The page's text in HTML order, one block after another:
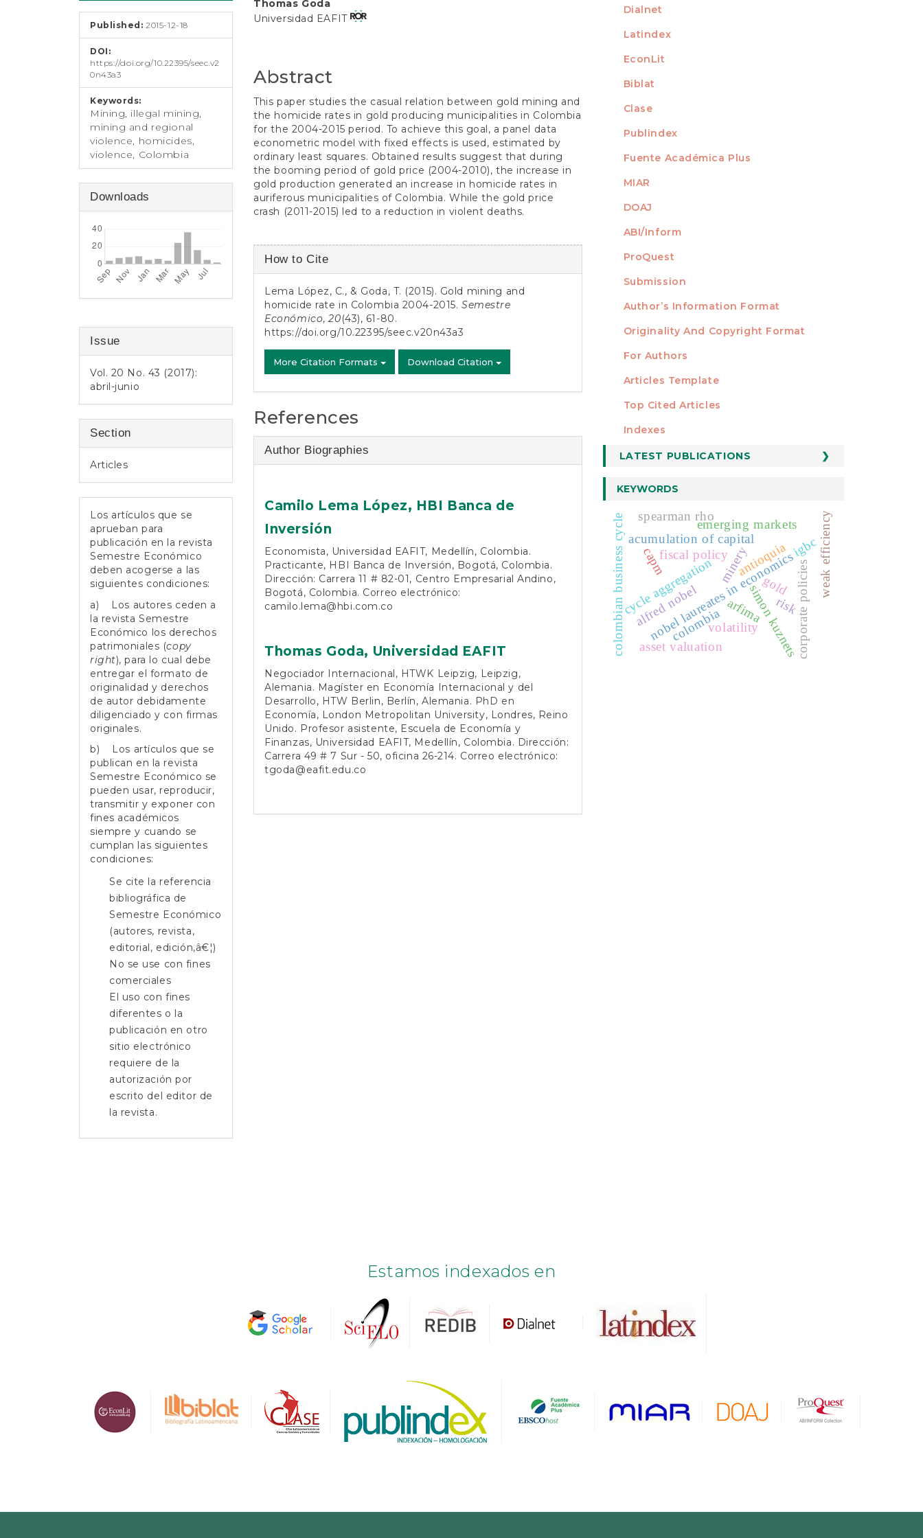
Published:2015-12-18
DOI:
https://doi.org/10.22395/seec.v2
0n43a3
Keywords:
Mining, illegal mining,
mining and regional
violence, homicides,
violence, Colombia
Downloads
Issue
Vol. 20 No. 43 (2017):
abril-junio
Section
Articles
Los artículos que se
aprueban para
publicación en la revista
Semestre Económico
deben acogerse a las
siguientes condiciones:
a) Los autores ceden a
la revista Semestre
Económico los derechos
patrimoniales (copy
right), para lo cual debe
entregar el formato de
originalidad y derechos
de autor debidamente
diligenciado y con firmas
originales.
b) Los artículos que se
publican en la revista
Semestre Económico se
pueden usar, reproducir,
transmitir y exponer con
fines académicos
siempre y cuando se
cumplan las siguientes
condiciones:
Se cite la referencia
bibliográfica de
Semestre Económico
(autores, revista,
editorial, edición,â€¦)
No se use con fines
comerciales
El uso con fines
diferentes o la
publicación en otro
sitio electrónico
requiere de la
autorización por
escrito del editor de
la revista.
Content
Thomas Goda
Universidad EAFIT
Abstract
This paper studies the casual relation between gold mining and
the homicide rates in gold producing municipalities in Colombia
for the 2004-2015 period. To achieve this goal, a panel data
econometric model with fixed effects is used, estimated by
ordinary least squares. Obtained results suggest that during
the booming period of gold price (2004-2010), the increase in
gold production generated an increase in homicide rates in
auriferous municipalities of Colombia. While the gold price
crash (2011-2015) led to a reduction in violent deaths.
Article
Details
How to Cite
Lema López, C., & Goda, T. (2015). Gold mining and
homicide rate in Colombia 2004-2015. Semestre
Económico,20(43), 61-80.
https://doi.org/10.22395/seec.v20n43a3
More Citation Formats Download Citation
References
Author Biographies
Camilo Lema López, HBI Banca de
Inversión
Economista, Universidad EAFIT, Medellín, Colombia.
Practicante, HBI Banca de Inversión, Bogotá, Colombia.
Dirección: Carrera 11 # 82-01, Centro Empresarial Andino,
Bogotá, Colombia. Correo electrónico:
camilo.lema@hbi.com.co
Thomas Goda, Universidad EAFIT
Negociador Internacional, HTWK Leipzig, Leipzig,
Alemania. Magíster en Economía Internacional y del
Desarrollo, HTW Berlin, Berlín, Alemania. PhD en
Economía, London Metropolitan University, Londres, Reino
Unido. Profesor asistente, Escuela de Economía y
Finanzas, Universidad EAFIT, Medellín, Colombia. Dirección:
Carrera 49 # 7 Sur - 50, oficina 26-214. Correo electrónico:
tgoda@eafit.edu.co
Dialnet
Latindex
EconLit
Biblat
Clase
Publindex
Fuente Académica Plus
MIAR
DOAJ
ABI/Inform
ProQuest
AUTHORS
Submission
Author’s Information Format
Originality And Copyright Format
For Authors
Articles Template
STATISTICS
Top Cited Articles
Indexes
LATEST PUBLICATIONS
KEYWORDS
nobel laureates in economics
alfred nobel simon kuznets
colombia
antioquia
gold
minery
acumulation of capital
colombian business cyclecycle aggregation
fiscal policy
emerging markets
corporate policies
spearman rho
igbcweak efficiency
volatility
arfima
capm
risk
asset valuation
Estamos indexados en